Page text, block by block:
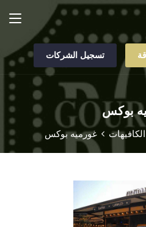
تسجيل الشركات
بوكس
غورميه بوكس